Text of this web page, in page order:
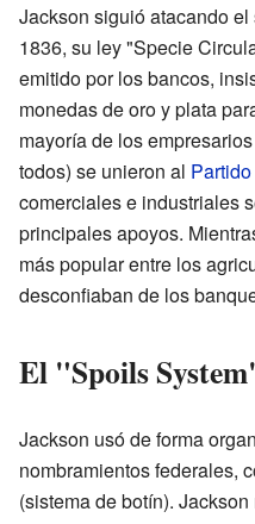
Jackson siguió atacando
1836, su ley "Specie
emitido por los bancos,
monedas de oro y plata
mayoría de los
todos) se unieron al
comerciales e industriales
principales apoyos.
más popular entre los
desconfiaban de los
El "Spoils
Jackson usó de forma
nombramientos federales,
(sistema de botín).